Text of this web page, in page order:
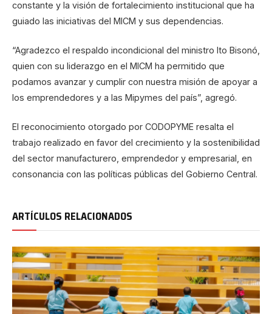
constante y la visión de fortalecimiento institucional que ha
guiado las iniciativas del MICM y sus dependencias.
“Agradezco el respaldo incondicional del ministro Ito Bisonó,
quien con su liderazgo en el MICM ha permitido que
podamos avanzar y cumplir con nuestra misión de apoyar a
los emprendedores y a las Mipymes del país”, agregó.
El reconocimiento otorgado por CODOPYME resalta el
trabajo realizado en favor del crecimiento y la sostenibilidad
del sector manufacturero, emprendedor y empresarial, en
consonancia con las políticas públicas del Gobierno Central.
ARTÍCULOS RELACIONADOS